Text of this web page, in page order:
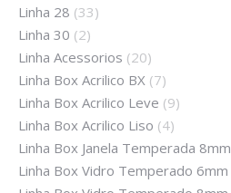
Linha 28 (33)
Linha 30 (2)
Linha Acessorios (20)
Linha Box Acrilico BX (7)
Linha Box Acrilico Leve (9)
Linha Box Acrilico Liso (4)
Linha Box Janela Temperada 8mm
Linha Box Vidro Temperado 6mm